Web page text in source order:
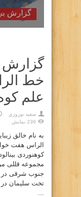
گزارش
گزارش
خط
علم کوه(
سعيد نوروزي
236 نمایش
به نام خالق
کوهنوردی
مجموعه قللی
جنوب شرقی در
تخت سلیمان در
...